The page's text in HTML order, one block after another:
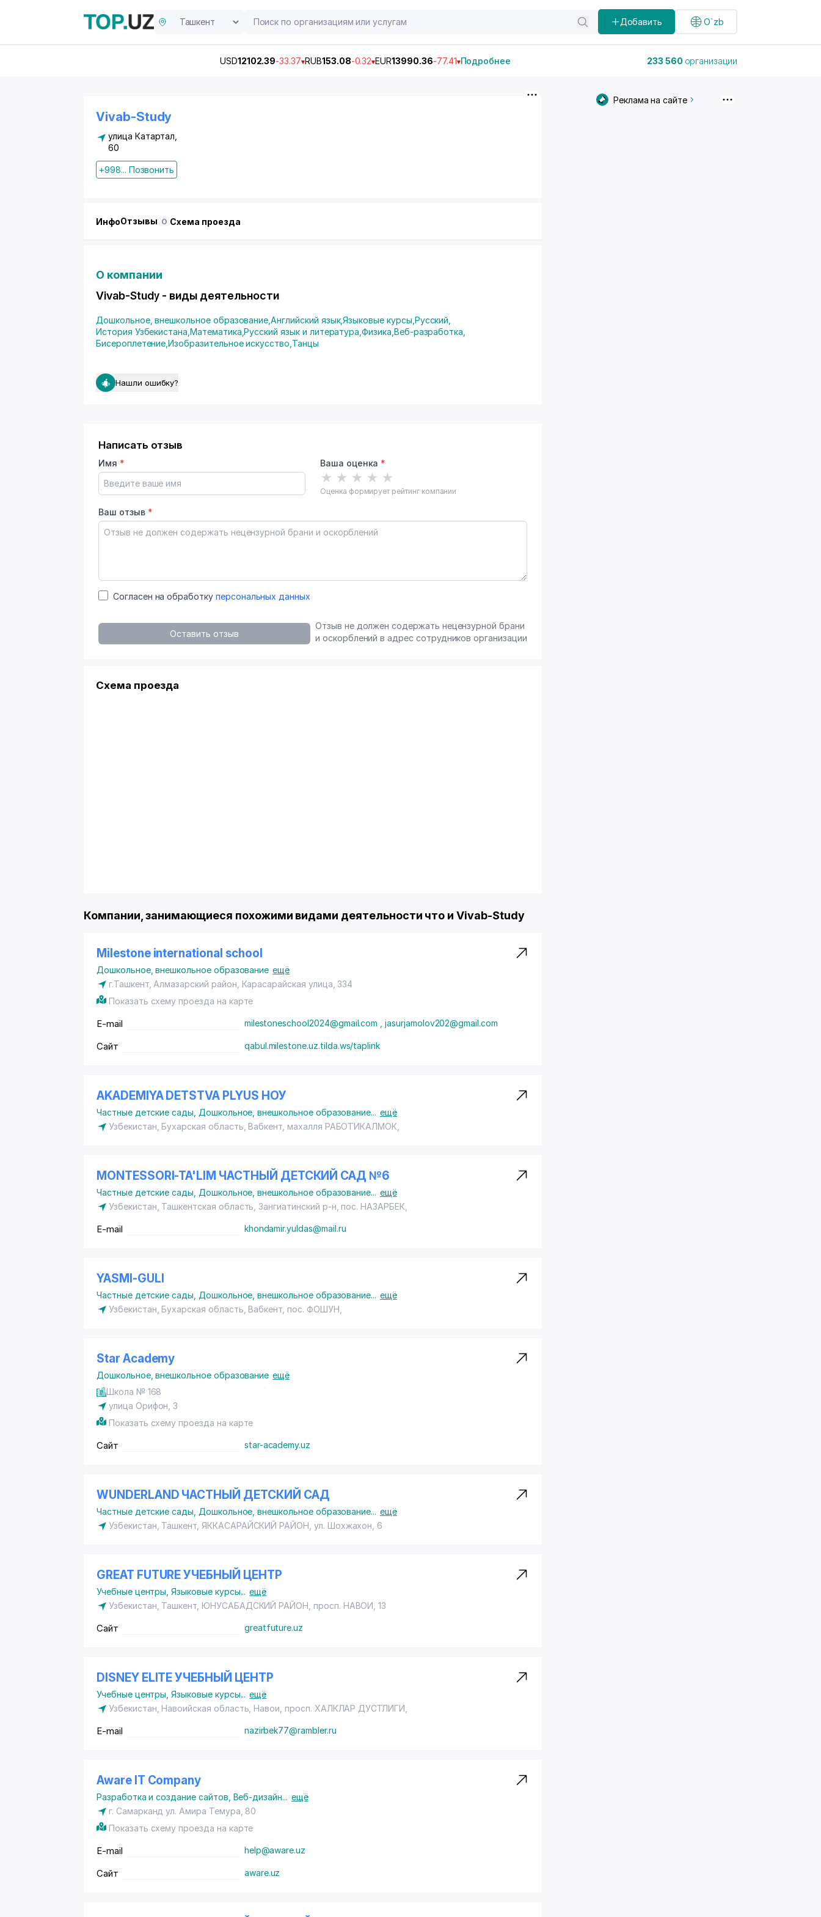
Добавить O`zb
USD12102.39-33.37 RUB153.08-0.32 EUR13990.36-77.41 Подробнее 233 560 организации
Vivab-Study
улица Катартал,
60
+998... Позвонить
ИнфоОтзывы 0 Схема проезда
О компании
Vivab-Study - виды деятельности
Дошкольное, внешкольное образование ,Английский язык,Языковые курсы Русский
История Узбекистана ,Математика ,Русский язык и литература ,Физика Веб-разработка
Бисероплетение ,Изобразительное искусство Танцы
Нашли ошибку?
Написать отзыв
Имя * Ваша оценка *
★ ★ ★ ★ ★
Оценка формирует рейтинг компании
Ваш отзыв *
Согласен на обработку персональных данных
Оставить отзыв
Отзыв не должен содержать нецензурной брани
и оскорблений в адрес сотрудников организации
Схема проезда
Компании, занимающиеся похожими видами деятельности что и Vivab-Study
Milestone international school
Дошкольное, внешкольное образование ещё
г.Ташкент, Алмазарский район , Карасарайская улица, 334
Показать схему проезда на карте
E-mail milestoneschool2024@gmail.com , jasurjamolov202@gmail.com
Сайт qabul.milestone.uz.tilda.ws/taplink
AKADEMIYA DETSTVA PLYUS НОУ
Частные детские сады Дошкольное, внешкольное образование... ещё
Узбекистан, Бухарская область, Вабкент махалля РАБОТИКАЛМОК
MONTESSORI-TA'LIM ЧАСТНЫЙ ДЕТСКИЙ САД №6
Частные детские сады Дошкольное, внешкольное образование... ещё
Узбекистан, Ташкентская область, Зангиатинский р-н, пос. НАЗАРБЕК
E-mail khondamir.yuldas@mail.ru
YASMI-GULI
Частные детские сады Дошкольное, внешкольное образование... ещё
Узбекистан, Бухарская область, Вабкент, пос. ФОШУН
Star Academy
Дошкольное, внешкольное образование ещё
Школа № 168
улица Орифон, 3
Показать схему проезда на карте
Сайт star-academy.uz
WUNDERLAND ЧАСТНЫЙ ДЕТСКИЙ САД
Частные детские сады Дошкольное, внешкольное образование... ещё
Узбекистан, Ташкент, ЯККАСАРАЙСКИЙ РАЙОН ул. Шохжахон , 6
GREAT FUTURE УЧЕБНЫЙ ЦЕНТР
Учебные центры ,Языковые курсы... ещё
Узбекистан, Ташкент, ЮНУСАБАДСКИЙ РАЙОН просп. НАВОИ , 13
Сайт greatfuture.uz
DISNEY ELITE УЧЕБНЫЙ ЦЕНТР
Учебные центры ,Языковые курсы... ещё
Узбекистан, Навоийская область, Навои, просп. ХАЛКЛАР ДУСТЛИГИ
E-mail nazirbek77@rambler.ru
Aware IT Company
Разработка и создание сайтов Веб-дизайн... ещё
г. Самарканд ул. Амира Темура , 80
Показать схему проезда на карте
E-mail help@aware.uz
Сайт aware.uz
Реклама на сайте